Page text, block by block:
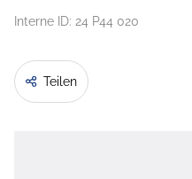
Interne ID: 24 P44 020
Teilen